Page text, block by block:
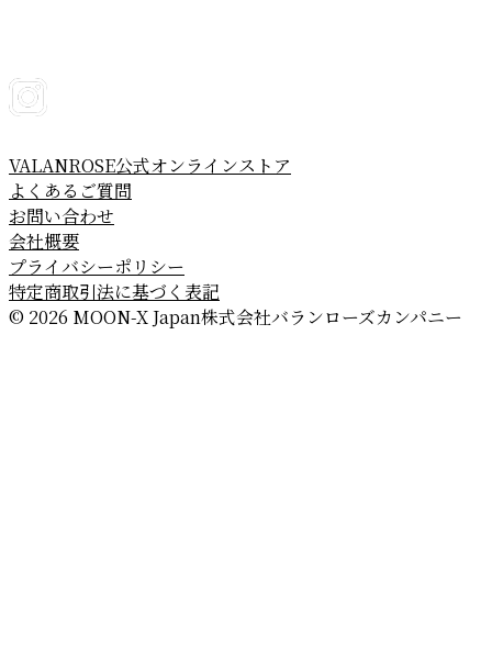
VALANROSE公式オンラインストア
よくあるご質問
お問い合わせ
会社概要
プライバシーポリシー
特定商取引法に基づく表記
© 2026 MOON-X Japan株式会社バランローズカンパニー